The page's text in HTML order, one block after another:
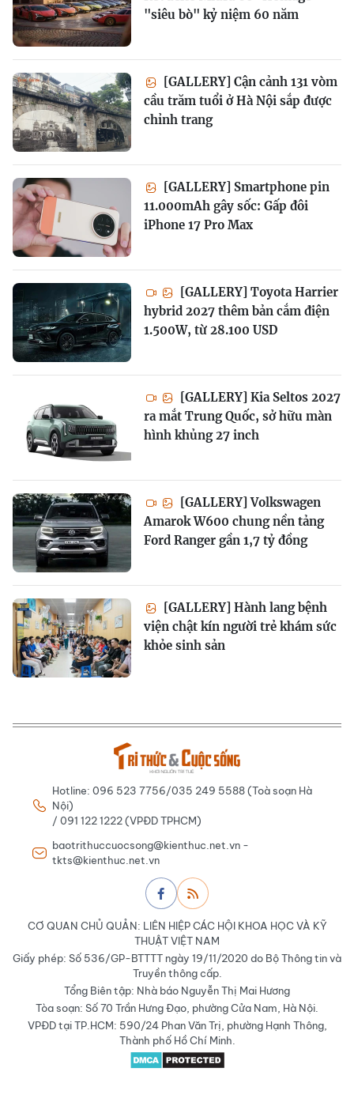
"siêu bò" kỷ niệm 60 năm
[GALLERY] Cận cảnh 131 vòm
cầu trăm tuổi ở Hà Nội sắp được
chỉnh trang
[GALLERY] Smartphone pin
11.000mAh gây sốc: Gấp đôi
iPhone 17 Pro Max
[GALLERY] Toyota Harrier
hybrid 2027 thêm bản cắm điện
1.500W, từ 28.100 USD
[GALLERY] Kia Seltos 2027
ra mắt Trung Quốc, sở hữu màn
hình khủng 27 inch
[GALLERY] Volkswagen
Amarok W600 chung nền tảng
Ford Ranger gần 1,7 tỷ đồng
[GALLERY] Hành lang bệnh
viện chật kín người trẻ khám sức
khỏe sinh sản
Hotline: 096 523 7756/035 249 5588 (Toà soạn Hà
Nội)
/ 091 122 1222 (VPĐD TPHCM)
baotrithuccuocsong@kienthuc.net.vn -
tkts@kienthuc.net.vn
CƠ QUAN CHỦ QUẢN: LIÊN HIỆP CÁC HỘI KHOA HỌC VÀ KỸ
THUẬT VIỆT NAM
Giấy phép: Số 536/GP-BTTTT ngày 19/11/2020 do Bộ Thông tin và
Truyền thông cấp.
Tổng Biên tập: Nhà báo Nguyễn Thị Mai Hương
Tòa soạn: Số 70 Trần Hưng Đạo, phường Cửa Nam, Hà Nội.
VPĐD tại TP.HCM: 590/24 Phan Văn Trị, phường Hạnh Thông,
Thành phố Hồ Chí Minh.